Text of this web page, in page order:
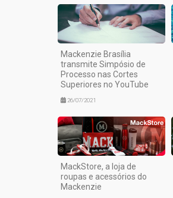
Mackenzie Brasília
transmite Simpósio de
Processo nas Cortes
Superiores no YouTube
26/07/2021
MackStore, a loja de
roupas e acessórios do
Mackenzie